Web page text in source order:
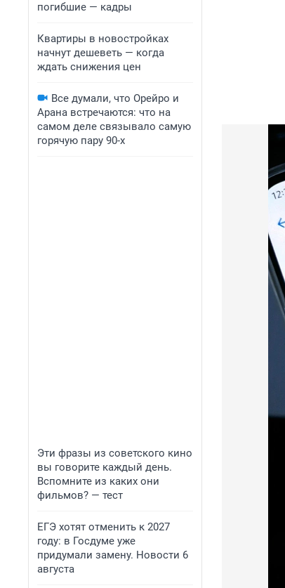
погибшие — кадры
Квартиры в новостройках
начнут дешеветь — когда
ждать снижения цен
Все думали, что Орейро и
Арана встречаются: что на
самом деле связывало самую
горячую пару 90-х
Эти фразы из советского кино
вы говорите каждый день.
Вспомните из каких они
фильмов? — тест
ЕГЭ хотят отменить к 2027
году: в Госдуме уже
придумали замену. Новости 6
августа